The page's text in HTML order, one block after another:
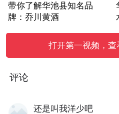
带你了解华池县知名品
牌：乔川黄酒
打开第一视频，
评论
还是叫我洋少吧